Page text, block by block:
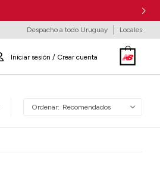
Despacho a todo Uruguay Locales
Recomendados